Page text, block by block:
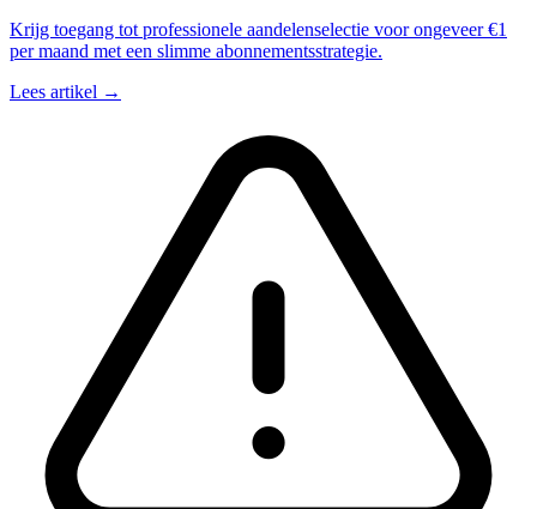
Krijg toegang tot professionele aandelenselectie voor ongeveer €1
per maand met een slimme abonnementsstrategie.
Lees artikel →